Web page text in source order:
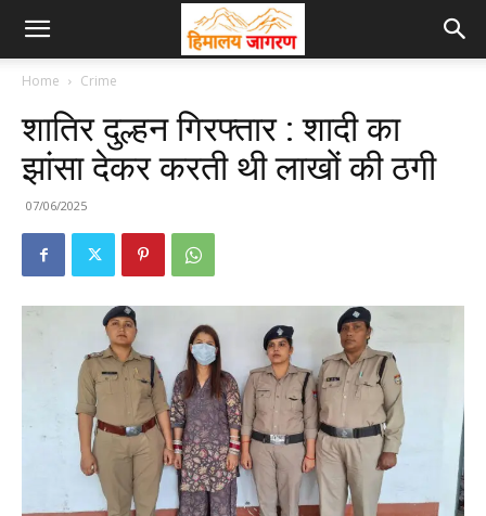
Home Crime
शातिर दुल्हन गिरफ्तार : शादी का
झांसा देकर करती थी लाखों की ठगी
07/06/2025